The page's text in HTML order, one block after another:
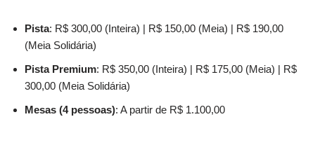
Pista: R$ 300,00 (Inteira) | R$ 150,00 (Meia) | R$ 190,00
(Meia Solidária)
Pista Premium: R$ 350,00 (Inteira) | R$ 175,00 (Meia) | R$
300,00 (Meia Solidária)
Mesas (4 pessoas): A partir de R$ 1.100,00